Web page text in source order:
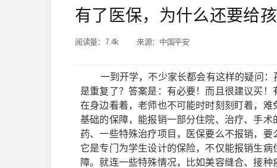
有了医保，为什么还要给孩
阅读量： 7.4k 来源： 中国平安
一到开学，不少家长都会有这样的疑问：
是重复了？答案是：有必要！而且很建议买
在身边看着，老师也不可能时时刻刻盯着，
基础的保障，能报销一部分住院、治疗、手
药、一些特殊治疗项目，医保要么不报销，要
它是专门为学生设计的保险，不仅能报销生
障。就连一些特殊情况，比如美容缝合、接